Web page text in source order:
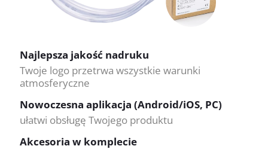
Najlepsza jakość nadruku
Twoje logo przetrwa wszystkie warunki
atmosferyczne
Nowoczesna aplikacja (Android/iOS, PC)
ułatwi obsługę Twojego produktu
Akcesoria w komplecie